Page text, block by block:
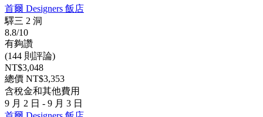
首爾 Designers 飯店
驛三 2 洞
8.8/10
有夠讚
(144 則評論)
NT$3,048
總價 NT$3,353
含稅金和其他費用
9 月 2 日 - 9 月 3 日